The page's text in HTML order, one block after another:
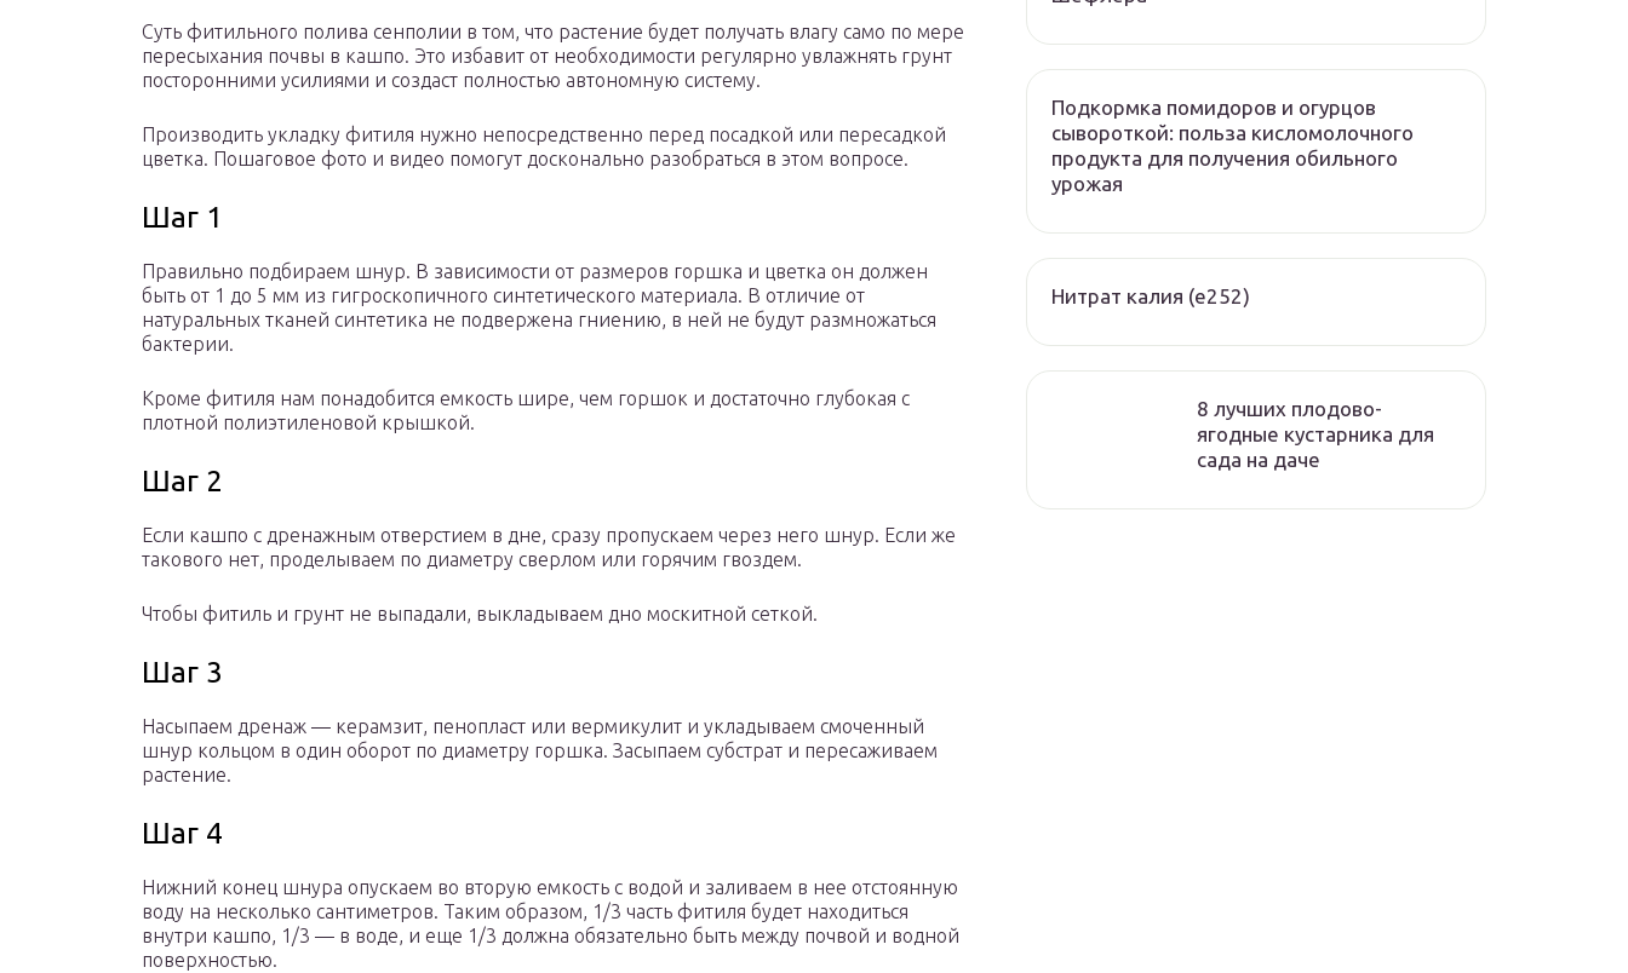
Суть фитильного полива сенполии в том, что растение будет получать влагу само по мере
пересыхания почвы в кашпо. Это избавит от необходимости регулярно увлажнять грунт
посторонними усилиями и создаст полностью автономную систему.
Производить укладку фитиля нужно непосредственно перед посадкой или пересадкой
цветка. Пошаговое фото и видео помогут досконально разобраться в этом вопросе.
Шаг 1
Правильно подбираем шнур. В зависимости от размеров горшка и цветка он должен
быть от 1 до 5 мм из гигроскопичного синтетического материала. В отличие от
натуральных тканей синтетика не подвержена гниению, в ней не будут размножаться
бактерии.
Кроме фитиля нам понадобится емкость шире, чем горшок и достаточно глубокая с
плотной полиэтиленовой крышкой.
Шаг 2
Если кашпо с дренажным отверстием в дне, сразу пропускаем через него шнур. Если же
такового нет, проделываем по диаметру сверлом или горячим гвоздем.
Чтобы фитиль и грунт не выпадали, выкладываем дно москитной сеткой.
Шаг 3
Насыпаем дренаж — керамзит, пенопласт или вермикулит и укладываем смоченный
шнур кольцом в один оборот по диаметру горшка. Засыпаем субстрат и пересаживаем
растение.
Шаг 4
Нижний конец шнура опускаем во вторую емкость с водой и заливаем в нее отстоянную
воду на несколько сантиметров. Таким образом, 1/3 часть фитиля будет находиться
внутри кашпо, 1/3 — в воде, и еще 1/3 должна обязательно быть между почвой и водной
поверхностью.
Подкормка помидоров и огурцов
сывороткой: польза кисломолочного
продукта для получения обильного
урожая
Нитрат калия (е252)
8 лучших плодово-
ягодные кустарника для
сада на даче